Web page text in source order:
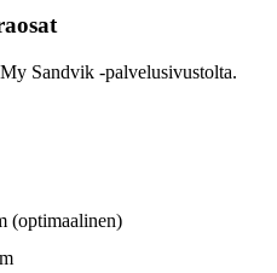
Sandvik -palvelusivustolta.
(optimaalinen)